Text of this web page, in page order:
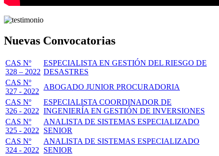
Nuevas Convocatorias
CAS Nº
328 – 2022
ESPECIALISTA EN GESTIÓN DEL RIESGO DE
DESASTRES
CAS Nº
327 - 2022
ABOGADO JUNIOR PROCURADORIA
CAS Nº
326 - 2022
ESPECIALISTA COORDINADOR DE
INGENIERÍA EN GESTIÓN DE INVERSIONES
CAS Nº
325 - 2022
ANALISTA DE SISTEMAS ESPECIALIZADO
SENIOR
CAS Nº
324 - 2022
ANALISTA DE SISTEMAS ESPECIALIZADO
SENIOR